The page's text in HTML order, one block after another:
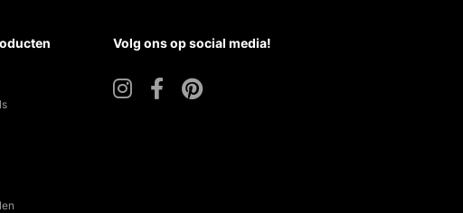
Volg ons op social media!